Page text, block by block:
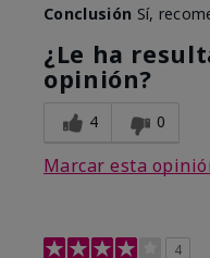
Conclusión Sí,
¿Le ha
opinión?
4 0
Marcar esta
4